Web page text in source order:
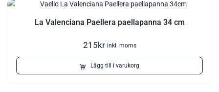
La Valenciana Paellera paellapanna 34 cm
215kr inkl. moms
Lägg till i varukorg